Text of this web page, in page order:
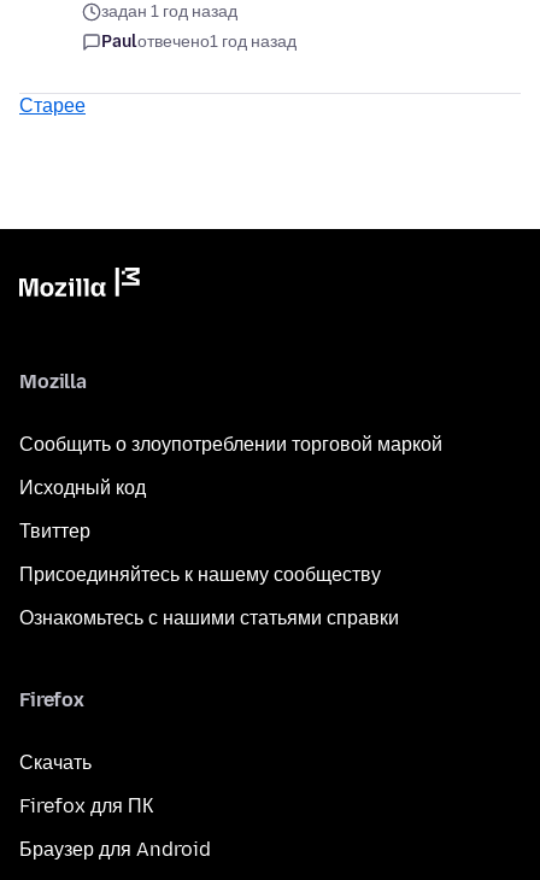
задан 1 год назад
Paulотвечено1 год назад
Старее
Mozilla
Сообщить о злоупотреблении торговой маркой
Исходный код
Твиттер
Присоединяйтесь к нашему сообществу
Ознакомьтесь с нашими статьями справки
Firefox
Скачать
Firefox для ПК
Браузер для Android